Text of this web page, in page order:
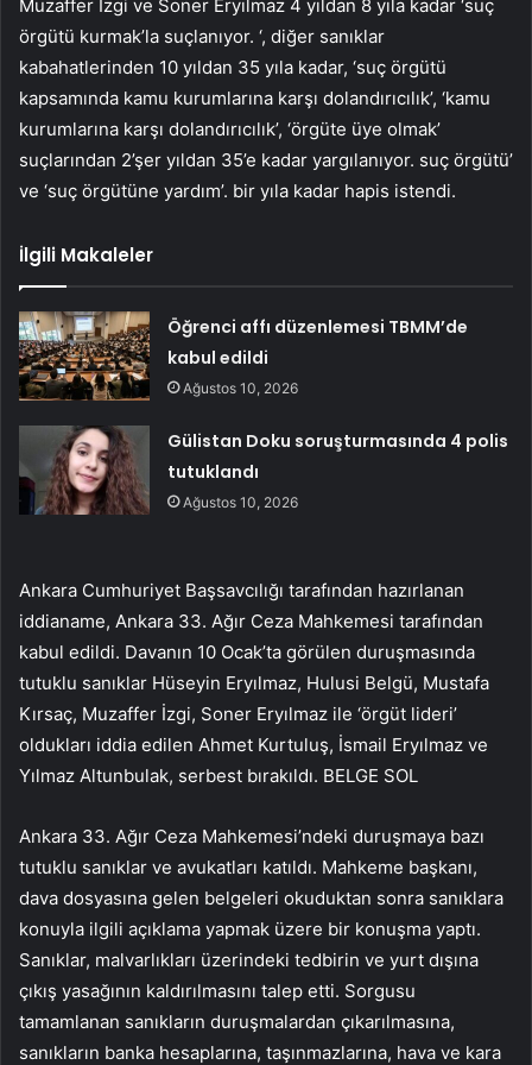
Muzaffer İzgi ve Soner Eryılmaz 4 yıldan 8 yıla kadar ‘suç
örgütü kurmak’la suçlanıyor. ‘, diğer sanıklar
kabahatlerinden 10 yıldan 35 yıla kadar, ‘suç örgütü
kapsamında kamu kurumlarına karşı dolandırıcılık’, ‘kamu
kurumlarına karşı dolandırıcılık’, ‘örgüte üye olmak’
suçlarından 2’şer yıldan 35’e kadar yargılanıyor. suç örgütü’
ve ‘suç örgütüne yardım’. bir yıla kadar hapis istendi.
İlgili Makaleler
Öğrenci affı düzenlemesi TBMM’de
kabul edildi
Ağustos 10, 2026
Gülistan Doku soruşturmasında 4 polis
tutuklandı
Ağustos 10, 2026
Ankara Cumhuriyet Başsavcılığı tarafından hazırlanan
iddianame, Ankara 33. Ağır Ceza Mahkemesi tarafından
kabul edildi. Davanın 10 Ocak’ta görülen duruşmasında
tutuklu sanıklar Hüseyin Eryılmaz, Hulusi Belgü, Mustafa
Kırsaç, Muzaffer İzgi, Soner Eryılmaz ile ‘örgüt lideri’
oldukları iddia edilen Ahmet Kurtuluş, İsmail Eryılmaz ve
Yılmaz Altunbulak, serbest bırakıldı. BELGE SOL
Ankara 33. Ağır Ceza Mahkemesi’ndeki duruşmaya bazı
tutuklu sanıklar ve avukatları katıldı. Mahkeme başkanı,
dava dosyasına gelen belgeleri okuduktan sonra sanıklara
konuyla ilgili açıklama yapmak üzere bir konuşma yaptı.
Sanıklar, malvarlıkları üzerindeki tedbirin ve yurt dışına
çıkış yasağının kaldırılmasını talep etti. Sorgusu
tamamlanan sanıkların duruşmalardan çıkarılmasına,
sanıkların banka hesaplarına, taşınmazlarına, hava ve kara